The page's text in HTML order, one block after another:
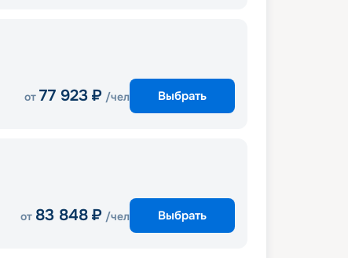
от 77 923 ₽ /чел Выбрать
от 83 848 ₽ /чел Выбрать